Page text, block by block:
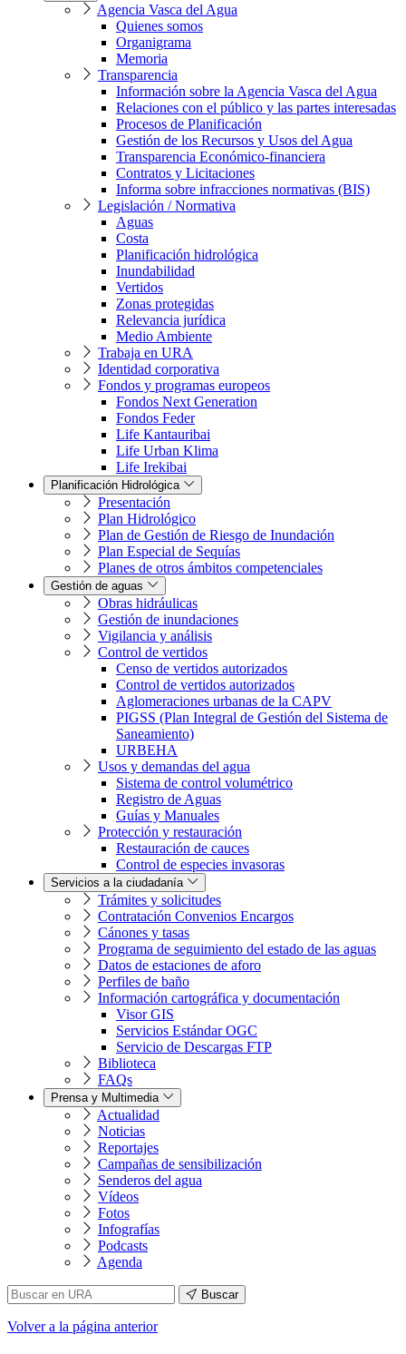
Agencia Vasca del Agua
Quienes somos
Organigrama
Memoria
Transparencia
Información sobre la Agencia Vasca del Agua
Relaciones con el público y las partes interesadas
Procesos de Planificación
Gestión de los Recursos y Usos del Agua
Transparencia Económico-financiera
Contratos y Licitaciones
Informa sobre infracciones normativas (BIS)
Legislación / Normativa
Aguas
Costa
Planificación hidrológica
Inundabilidad
Vertidos
Zonas protegidas
Relevancia jurídica
Medio Ambiente
Trabaja en URA
Identidad corporativa
Fondos y programas europeos
Fondos Next Generation
Fondos Feder
Life Kantauribai
Life Urban Klima
Life Irekibai
Planificación Hidrológica
Presentación
Plan Hidrológico
Plan de Gestión de Riesgo de Inundación
Plan Especial de Sequías
Planes de otros ámbitos competenciales
Gestión de aguas
Obras hidráulicas
Gestión de inundaciones
Vigilancia y análisis
Control de vertidos
Censo de vertidos autorizados
Control de vertidos autorizados
Aglomeraciones urbanas de la CAPV
PIGSS (Plan Integral de Gestión del Sistema de
Saneamiento)
URBEHA
Usos y demandas del agua
Sistema de control volumétrico
Registro de Aguas
Guías y Manuales
Protección y restauración
Restauración de cauces
Control de especies invasoras
Servicios a la ciudadanía
Trámites y solicitudes
Contratación Convenios Encargos
Cánones y tasas
Programa de seguimiento del estado de las aguas
Datos de estaciones de aforo
Perfiles de baño
Información cartográfica y documentación
Visor GIS
Servicios Estándar OGC
Servicio de Descargas FTP
Biblioteca
FAQs
Prensa y Multimedia
Actualidad
Noticias
Reportajes
Campañas de sensibilización
Senderos del agua
Vídeos
Fotos
Infografías
Podcasts
Agenda
Buscar
Volvera la página anterior